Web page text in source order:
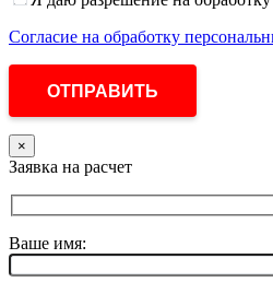
Согласие на обработку
×
Заявка на расчет
Ваше имя: